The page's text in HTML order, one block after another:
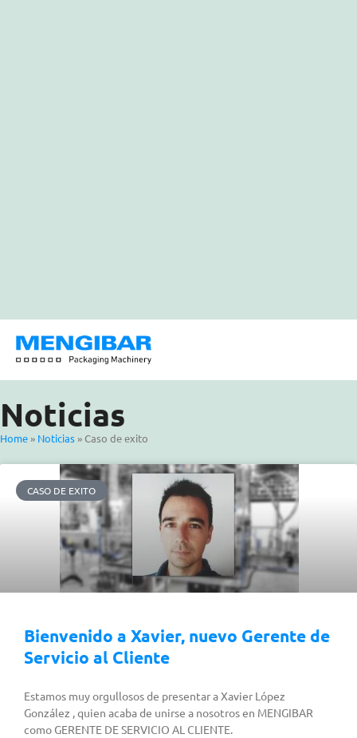
Noticias
Home» Noticias»Caso de exito
CASO DE EXITO
Bienvenido a Xavier, nuevo Gerente de
Servicio al Cliente
Estamos muy orgullosos de presentar a Xavier López
González , quien acaba de unirse a nosotros en MENGIBAR
como GERENTE DE SERVICIO AL CLIENTE.